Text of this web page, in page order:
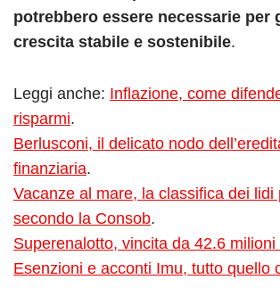
potrebbero essere necessarie per
crescita stabile e sostenibile.
Leggi anche: Inflazione, come
risparmi.
Berlusconi, il delicato nodo
finanziaria.
Vacanze al mare, la classifica dei lidi
secondo la Consob.
Superenalotto, vincita da 42.6 milioni
Esenzioni e acconti Imu, tutto quello